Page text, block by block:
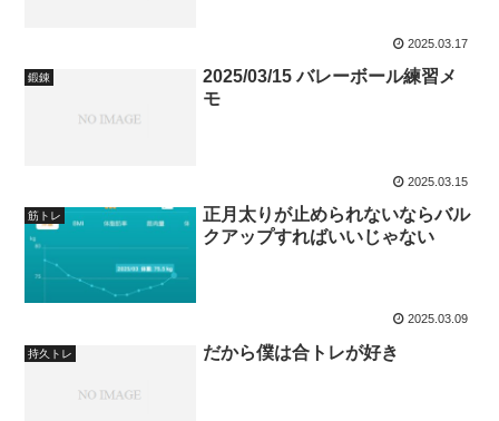
2025.03.17
鍛錬
2025/03/15 バレーボール練習メ
モ
2025.03.15
筋トレ
正月太りが止められないならバル
クアップすればいいじゃない
2025.03.09
持久トレ だから僕は合トレが好き